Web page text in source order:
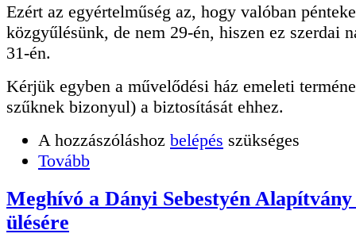
Ezért az egyértelműség az, hogy valóban
közgyűlésünk, de nem 29-én, hiszen ez szerdai
31-én.
Kérjük egyben a művelődési ház emeleti
szűknek bizonyul) a biztosítását ehhez.
A hozzászóláshoz belépés szükséges
Tovább
Meghívó a Dányi Sebestyén
ülésére